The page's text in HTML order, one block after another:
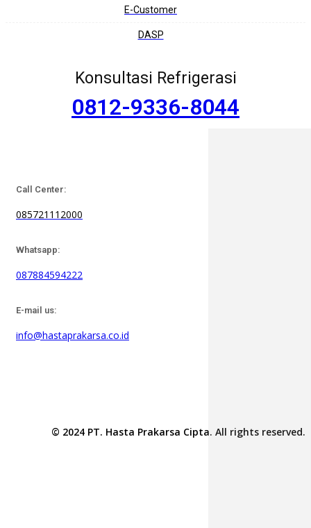
E-Customer
DASP
Konsultasi Refrigerasi
0812-9336-8044
Call Center:
085721112000
Whatsapp:
087884594222
E-mail us:
info@hastaprakarsa.co.id
© 2024 PT. Hasta Prakarsa Cipta. All rights reserved.